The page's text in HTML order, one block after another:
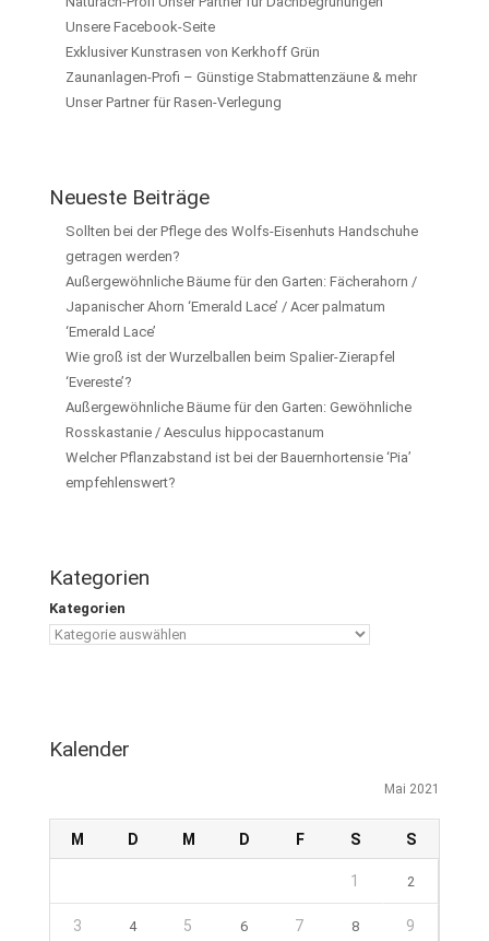
Unsere Facebook-Seite
Exklusiver Kunstrasen von Kerkhoff Grün
Zaunanlagen-Profi – Günstige Stabmattenzäune & mehr
Unser Partner für Rasen-Verlegung
Neueste Beiträge
Sollten bei der Pflege des Wolfs-Eisenhuts Handschuhe
getragen werden?
Außergewöhnliche Bäume für den Garten: Fächerahorn /
Japanischer Ahorn ‘Emerald Lace’ / Acer palmatum
‘Emerald Lace’
Wie groß ist der Wurzelballen beim Spalier-Zierapfel
‘Evereste’?
Außergewöhnliche Bäume für den Garten: Gewöhnliche
Rosskastanie / Aesculus hippocastanum
Welcher Pflanzabstand ist bei der Bauernhortensie ‘Pia’
empfehlenswert?
Kategorien
Kategorien
Kalender
Mai 2021
M D M D F S S
1 2
3 4 5 6 7 8 9